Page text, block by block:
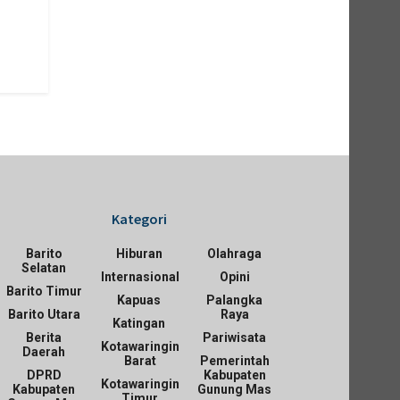
Kategori
Barito
Selatan
Barito Timur
Barito Utara
Berita
Daerah
DPRD
Kabupaten
Hiburan
Internasional
Kapuas
Katingan
Kotawaringin
Barat
Kotawaringin
Olahraga
Opini
Palangka
Raya
Pariwisata
Pemerintah
Kabupaten
Gunung Mas